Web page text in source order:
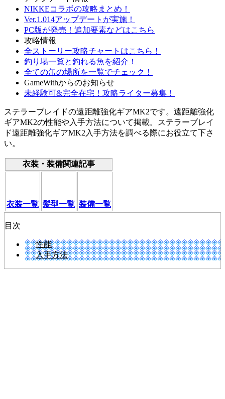
NIKKEコラボの攻略まとめ！
Ver.1.014アップデートが実施！
PC版が発売！追加要素などはこちら
攻略情報
全ストーリー攻略チャートはこちら！
釣り場一覧と釣れる魚を紹介！
全ての缶の場所を一覧でチェック！
GameWithからのお知らせ
未経験可&完全在宅！攻略ライター募集！
ステラーブレイドの遠距離強化ギアMK2です。遠距離強化
ギアMK2の性能や入手方法について掲載。ステラーブレイ
ド遠距離強化ギアMK2入手方法を調べる際にお役立て下さ
い。
衣装・装備関連記事
衣装一覧 髪型一覧 装備一覧
目次
性能
入手方法